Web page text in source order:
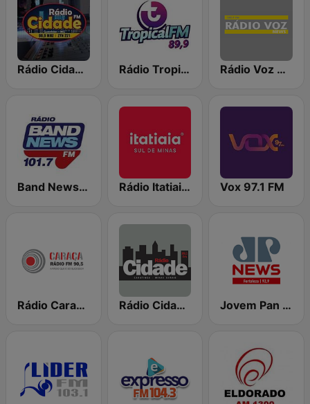
Rádio Cidade FM - Guanhães Rádio Tropical 89.9 FM Rádio Voz News
Band News FM - 101.7 Fortaleza Rádio Itatiaia Sul de Minas Vox 97.1 FM
Rádio Caraça FM Rádio Cidade Caratinga Jovem Pan News Fortaleza